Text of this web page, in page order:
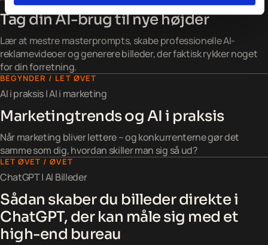
Tag din AI-brug til nye højder
Lær at mestre masterprompts, skabe professionelle AI-
reklamevideoer og generere billeder, der faktisk rykker noget
for din forretning.
BEGYNDER / LET ØVET
AI i praksis | AI i marketing
Marketingtrends og AI i praksis
Når marketing bliver lettere – og konkurrenterne gør det
samme som dig, hvordan skiller man sig så ud?
LET ØVET / ØVET
ChatGPT | AI Billeder
Sådan skaber du billeder direkte i
ChatGPT, der kan måle sig med et
high-end bureau